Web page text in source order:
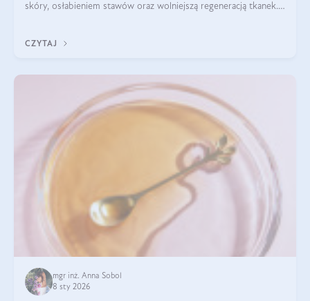
skóry, osłabieniem stawów oraz wolniejszą regeneracją tkanek.
osłabienie włosów.
CZYTAJ
mgr inż. Anna Sobol
8 sty 2026